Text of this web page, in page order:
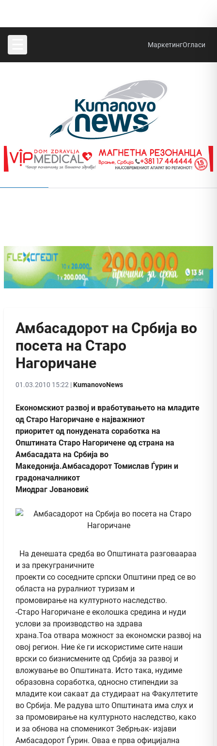
МаркетингОгласи
Амбасадорот на Србија во
посета на Старо
Нагоричане
01.03.2010 15:22 |KumanovoNews
Економскиот развој и вработувањето на младите
од Старо Нагоричане е најважниот
приоритет од понудената соработка на
Општината Старо Нагоричене од страна на
Амбасадата на Србија во
Македонија.Амбасадорот Томислав Ѓурин и
градоначалникот
Миодраг Јовановиќ
На денешата средба во Општината разговаараа
и за прекуграничните
проекти со соседните српски Општини пред се во
областа на руралниот туризам и
промовирање на културното наследство.
-Старо Нагоричане е еколошка средина и нуди
услови за производство на здрава
храна.Тоа отвара можност за економски развој на
овој регион. Ние ќе ги искористиме сите наши
врски со бизнисмените од Србија за развој и
вложување во Општината. Исто така, нудиме
образовна соработка, односно стипендии за
младите кои сакаат да студираат на Факултетите
во Србија. Ме радува што Општината има слух и
за промовирање на културното наследство, како
и за обнова на споменикот Зебрњак- изјави
Амбасадорот Ѓурин. Оваа е прва официјална